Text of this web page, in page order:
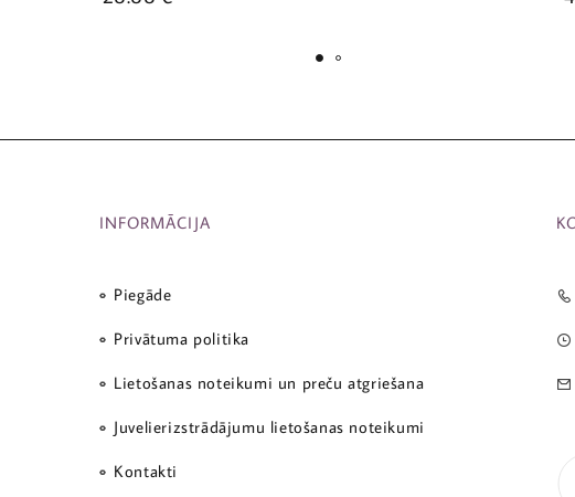
INFORMĀCIJA
Piegāde
Privātuma politika
Lietošanas noteikumi un preču atgriešana
Juvelierizstrādājumu lietošanas noteikumi
Kontakti